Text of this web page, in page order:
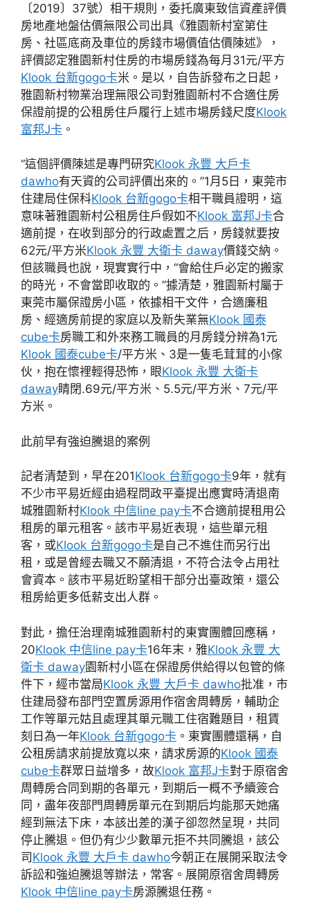
〔2019〕37號）相干規則，委托廣東致信資產評價
房地產地盤估價無限公司出具《雅園新村室第住
房、社區底商及車位的房錢市場價值估價陳述》，
評價認定雅園新村住房的市場房錢為每月31元/平方
Klook 台新gogo卡米。是以，自告訴發布之日起，
雅園新村物業治理無限公司對雅園新村不合適住房
保證前提的公租房住戶履行上述市場房錢尺度Klook
富邦J卡 。
“這個評價陳述是專門研究Klook 永豐 大戶卡
dawho有天資的公司評價出來的。”1月5日，東莞市
住建局住保科Klook 台新gogo卡相干職員證明，這
意味著雅園新村公租房住戶假如不Klook 富邦J卡合
適前提，在收到部分的行政處置之后，房錢就要按
62元/平方米Klook 永豐 大衛卡 daway價錢交納。
但該職員也說，現實實行中，“會給住戶必定的搬家
的時光，不會當即收取的。”據清楚，雅園新村屬于
東莞市屬保證房小區，依據相干文件，合適廉租
房、經適房前提的家庭以及新失業無Klook 國泰
cube卡房職工和外來務工職員的月房錢分辨為1元
Klook 國泰cube卡/平方米、3是一隻毛茸茸的小傢
伙，抱在懷裡輕得恐怖，眼Klook 永豐 大衛卡
daway睛閉.69元/平方米、5.5元/平方米、7元/平
方米。
此前早有強迫騰退的案例
記者清楚到，早在201Klook 台新gogo卡9年，就有
不少市平易近經由過程問政平臺提出應實時清退南
城雅園新村Klook 中信line pay卡不合適前提租用公
租房的單元租客。該市平易近表現，這些單元租
客，或Klook 台新gogo卡是自己不進住而另行出
租，或是曾經去職又不願清退，不符合法令占用社
會資本。該市平易近盼望相干部分出臺政策，還公
租房給更多低薪支出人群。
對此，擔任治理南城雅園新村的東實團體回應稱，
20Klook 中信line pay卡16年末，雅Klook 永豐 大
衛卡 daway園新村小區在保證房供給得以包管的條
件下，經市當局Klook 永豐 大戶卡 dawho批准，市
住建局發布部門空置房源用作宿舍周轉房，輔助企
工作等單元姑且處理其單元職工住宿難題目，租賃
刻日為一年Klook 台新gogo卡 。東實團體還稱，自
公租房請求前提放寬以來，請求房源的Klook 國泰
cube卡群眾日益增多，故Klook 富邦J卡對于原宿舍
周轉房合同到期的各單元，到期后一概不予續簽合
同，盡年夜部門周轉房單元在到期后均能那天她痛
經到無法下床，本該出差的漢子卻忽然呈現，共同
停止騰退。但仍有少少數單元拒不共同騰退，該公
司Klook 永豐 大戶卡 dawho今朝正在展開采取法令
訴訟和強迫騰退等辦法，常客。展開原宿舍周轉房
Klook 中信line pay卡房源騰退任務。